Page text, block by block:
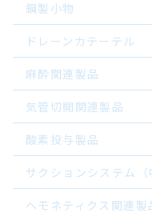
鋼製小物
ドレーンカテーテル
麻酔関連製品
気管切開関連製品
酸素投与製品
サクションシステム（
ヘモネティクス関連製